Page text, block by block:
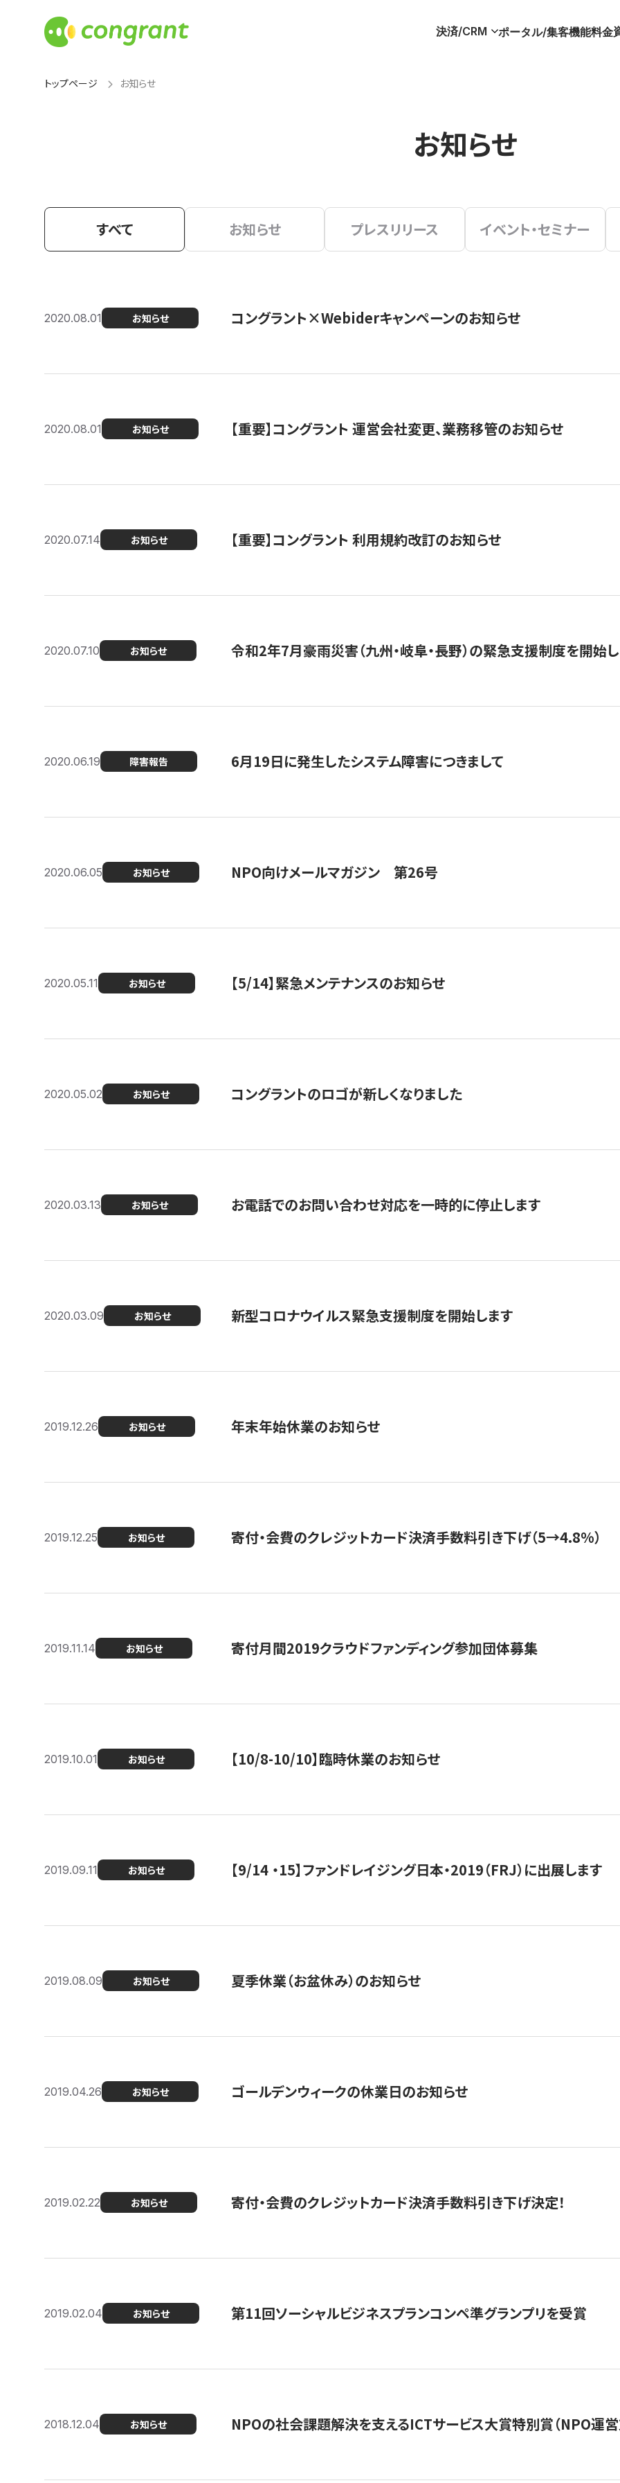
決済/CRM ポータル/集客機能料金
トップページ お知らせ
お知らせ
すべて お知らせ プレスリリース イベント・セミナー
2020.08.01 お知らせ コングラント×Webiderキャンペーンのお知らせ
2020.08.01 お知らせ 【重要】コングラント 運営会社変更、業務移管のお知らせ
2020.07.14 お知らせ 【重要】コングラント 利用規約改訂のお知らせ
2020.07.10 お知らせ 令和2年7月豪雨災害（九州・岐阜・長野）の緊急支援制度を開始
2020.06.19 障害報告 6月19日に発生したシステム障害につきまして
2020.06.05 お知らせ NPO向けメールマガジン 第26号
2020.05.11 お知らせ 【5/14】緊急メンテナンスのお知らせ
2020.05.02 お知らせ コングラントのロゴが新しくなりました
2020.03.13 お知らせ お電話でのお問い合わせ対応を一時的に停止します
2020.03.09 お知らせ 新型コロナウイルス緊急支援制度を開始します
2019.12.26 お知らせ 年末年始休業のお知らせ
2019.12.25 お知らせ 寄付・会費のクレジットカード決済手数料引き下げ（5→4.8%）
2019.11.14 お知らせ 寄付月間2019クラウドファンディング参加団体募集
2019.10.01 お知らせ 【10/8-10/10】臨時休業のお知らせ
2019.09.11 お知らせ 【9/14 ・15】ファンドレイジング日本・2019（FRJ）に出展します
2019.08.09 お知らせ 夏季休業（お盆休み）のお知らせ
2019.04.26 お知らせ ゴールデンウィークの休業日のお知らせ
2019.02.22 お知らせ 寄付・会費のクレジットカード決済手数料引き下げ決定！
2019.02.04 お知らせ 第11回ソーシャルビジネスプランコンペ準グランプリを受賞
2018.12.04 お知らせ NPOの社会課題解決を支えるICTサービス大賞特別賞（NPO運